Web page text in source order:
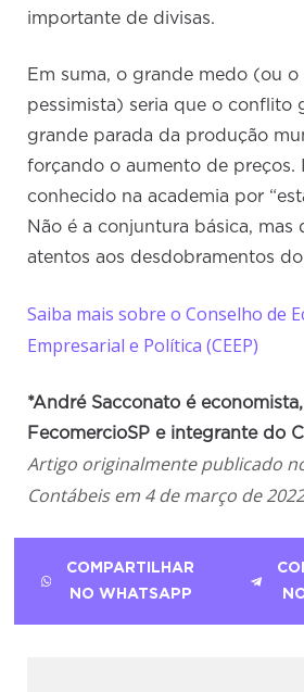
importante de divisas.
Em suma, o grande medo (ou o
pessimista) seria que o conflito
grande parada da produção
forçando o aumento de preços.
conhecido na academia por
Não é a conjuntura básica, mas
atentos aos desdobramentos
Saiba mais sobre o Conselho de
Empresarial e Política (CEEP)
*André Sacconato é
FecomercioSP e integrante do
Artigo originalmente publicado
Contábeis em 4 de março de
COMPARTILHAR
NO WHATSAPP